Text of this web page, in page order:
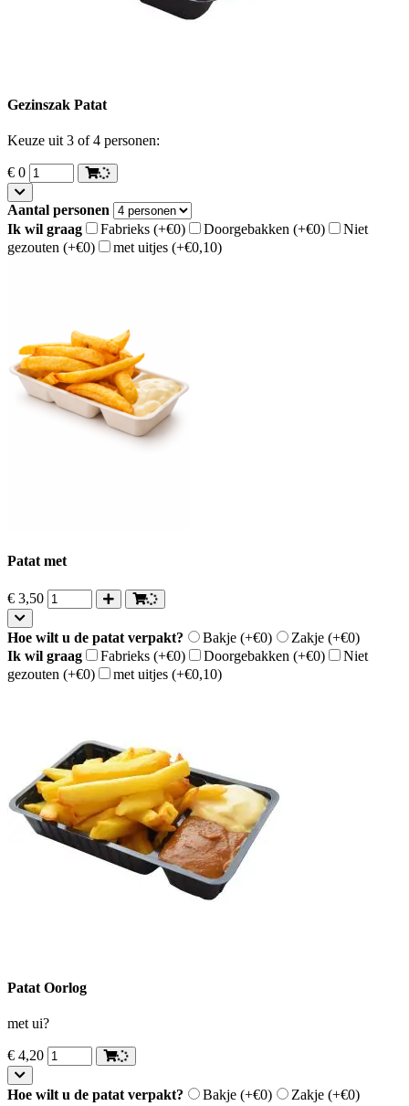
Gezinszak Patat
Keuze uit 3 of 4 personen:
€ 0
Aantal personen
Ik wil graag
Fabrieks (+€0) Doorgebakken (+€0)
Niet
gezouten (+€0) met uitjes (+€0,10)
Patat met
€ 3,50
Hoe wilt u de patat verpakt? Bakje (+€0) Zakje (+€0)
Ik wil graag
Fabrieks (+€0) Doorgebakken (+€0)
Niet
gezouten (+€0) met uitjes (+€0,10)
Patat Oorlog
met ui?
€ 4,20
Hoe wilt u de patat verpakt? Bakje (+€0) Zakje (+€0)